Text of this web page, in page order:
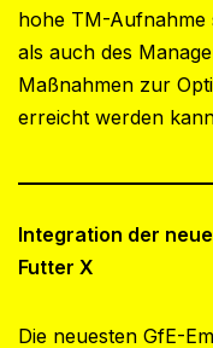
hohe TM-Aufnahme
als auch des
Maßnahmen zur
erreicht werden
Integration der
Futter X
Die neuesten GfE-